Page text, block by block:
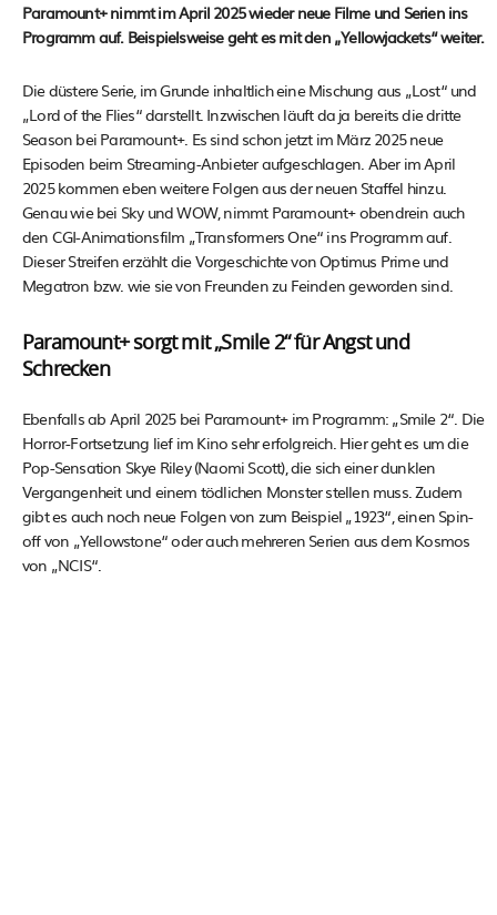
Paramount+ nimmt im April 2025 wieder neue Filme und Serien ins
Programm auf. Beispielsweise geht es mit den „Yellowjackets“ weiter.
Die düstere Serie, im Grunde inhaltlich eine Mischung aus „Lost“ und
„Lord of the Flies“ darstellt. Inzwischen läuft da ja bereits die dritte
Season bei Paramount+. Es sind schon jetzt im März 2025 neue
Episoden beim Streaming-Anbieter aufgeschlagen. Aber im April
2025 kommen eben weitere Folgen aus der neuen Staffel hinzu.
Genau wie bei Sky und WOW, nimmt Paramount+ obendrein auch
den CGI-Animationsfilm „Transformers One“ ins Programm auf.
Dieser Streifen erzählt die Vorgeschichte von Optimus Prime und
Megatron bzw. wie sie von Freunden zu Feinden geworden sind.
Paramount+ sorgt mit „Smile 2“ für Angst und
Schrecken
Ebenfalls ab April 2025 bei Paramount+ im Programm: „Smile 2“. Die
Horror-Fortsetzung lief im Kino sehr erfolgreich. Hier geht es um die
Pop-Sensation Skye Riley (Naomi Scott), die sich einer dunklen
Vergangenheit und einem tödlichen Monster stellen muss. Zudem
gibt es auch noch neue Folgen von zum Beispiel „1923“, einen Spin-
off von „Yellowstone“ oder auch mehreren Serien aus dem Kosmos
von „NCIS“.